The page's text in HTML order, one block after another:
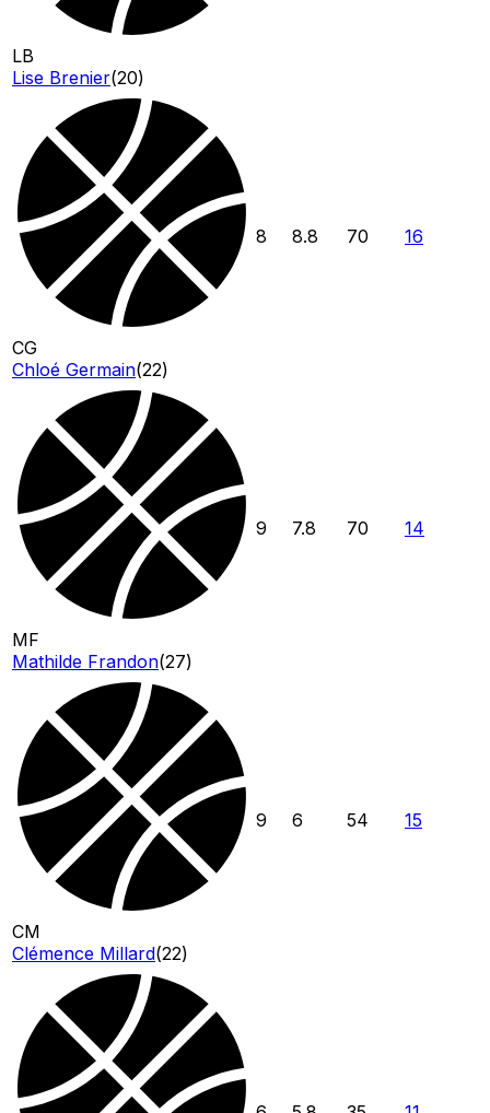
LB
Lise Brenier(20)
CG
Chloé Germain(22)
8 8.8 70 16
MF
Mathilde Frandon(27)
9 7.8 70 14
CM
Clémence Millard(22)
9 6 54 15